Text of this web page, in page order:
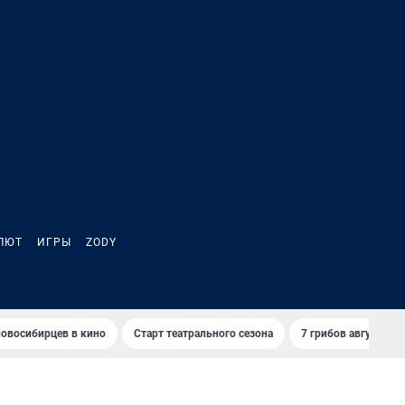
ИГРЫ ZODY
в кино Старт театрального сезона 7 грибов августа